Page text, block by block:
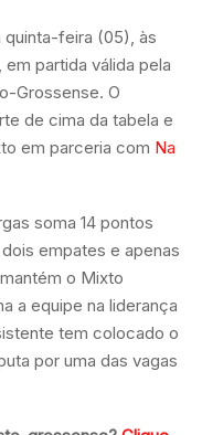
feira (05), às
em partida válida pela
Grossense. O
de cima da tabela e
em parceria com Na
soma 14 pontos
empates e apenas
o Mixto
a equipe na liderança
tem colocado o
por uma das vagas